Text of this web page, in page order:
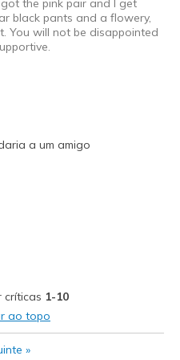
black pants and a flowery,
You will not be disappointed
a um amigo
críticas 1-10
ao topo
»